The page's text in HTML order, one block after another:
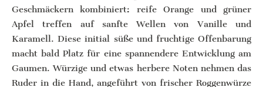
Geschmäckern kombiniert: reife Orange und grüner
Apfel treffen auf sanfte Wellen von Vanille und
Karamell. Diese initial süße und fruchtige Offenbarung
macht bald Platz für eine spannendere Entwicklung am
Gaumen. Würzige und etwas herbere Noten nehmen das
Ruder in die Hand, angeführt von frischer Roggenwürze